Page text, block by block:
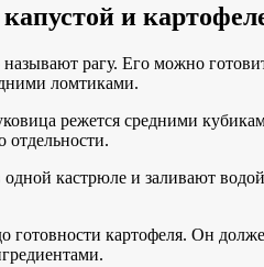
и
рагу. Его можно
ломтиками.
режется средними
отдельности.
кастрюле и заливают
готовности картофеля. Он